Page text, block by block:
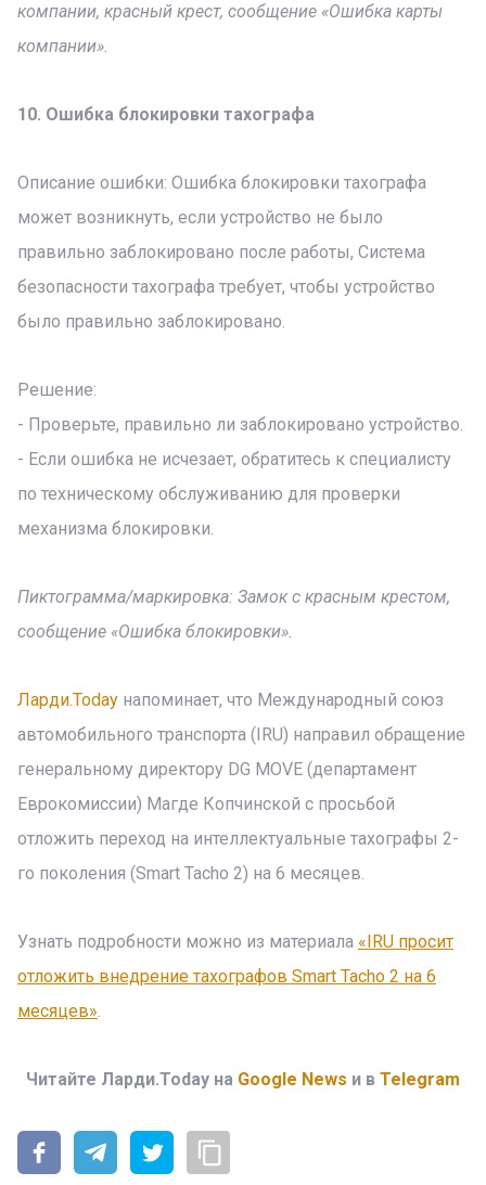
компании, красный крест, сообщение «Ошибка карты
компании».
10. Ошибка блокировки тахографа
Описание ошибки: Ошибка блокировки тахографа
может возникнуть, если устройство не было
правильно заблокировано после работы, Система
безопасности тахографа требует, чтобы устройство
было правильно заблокировано.
Решение:
- Проверьте, правильно ли заблокировано устройство.
- Если ошибка не исчезает, обратитесь к специалисту
по техническому обслуживанию для проверки
механизма блокировки.
Пиктограмма/маркировка: Замок с красным крестом,
сообщение «Ошибка блокировки».
Ларди.Today напоминает, что Международный союз
автомобильного транспорта (IRU) направил обращение
генеральному директору DG MOVE (департамент
Еврокомиссии) Магде Копчинской с просьбой
отложить переход на интеллектуальные тахографы 2-
го поколения (Smart Tacho 2) на 6 месяцев.
Узнать подробности можно из материала «IRU просит
отложить внедрение тахографов Smart Tacho 2 на 6
месяцев».
Читайте Ларди.Today на Google News и в Telegram